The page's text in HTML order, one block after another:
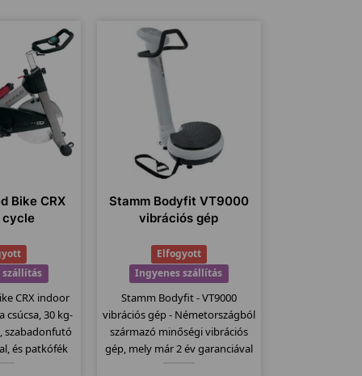
Bike CRX
cycle
CRX indoor
csúcsa, 30 kg-
szabadonfutó
és patkófék
Stamm Bodyfit VT9000
vibrációs gép
Elfogyott
Ingyenes szállítás
Stamm Bodyfit - VT9000
vibrációs gép - Németországból
származó minőségi vibrációs
gép, mely már 2 év garanciával